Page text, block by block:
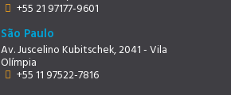
+55 21 97177-9601
São Paulo
Av. Juscelino Kubitschek, 2041 - Vila
Olímpia
+55 11 97522-7816